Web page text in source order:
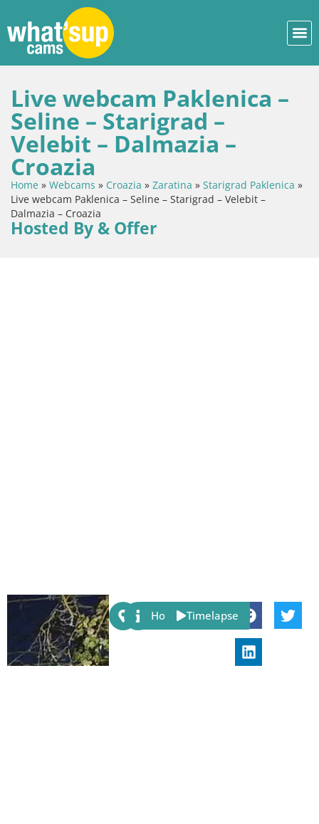
Live webcam Paklenica –
Seline – Starigrad –
Velebit – Dalmazia –
Croazia
Home » Webcams » Croazia » Zaratina » Starigrad Paklenica »
Live webcam Paklenica – Seline – Starigrad – Velebit –
Dalmazia – Croazia
Hosted By & Offer
Share:
Host Timelapse